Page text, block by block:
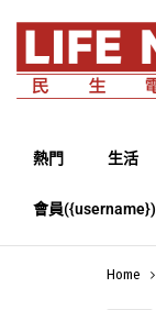
熱門 生活
會員({username})
Home